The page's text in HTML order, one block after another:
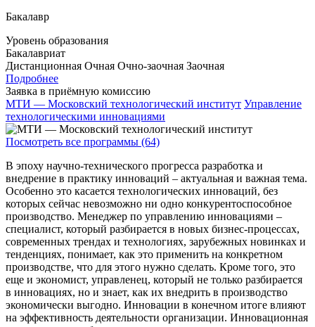
Бакалавр
Уровень образования
Бакалавриат
Дистанционная Очная Очно-заочная Заочная
Подробнее
Заявка в приёмную комиссию
МТИ — Московский технологический институт Управление
технологическими инновациями
Посмотреть все программы (64)
В эпоху научно-технического прогресса разработка и
внедрение в практику инноваций – актуальная и важная тема.
Особенно это касается технологических инноваций, без
которых сейчас невозможно ни одно конкурентоспособное
производство. Менеджер по управлению инновациями –
специалист, который разбирается в новых бизнес-процессах,
современных трендах и технологиях, зарубежных новинках и
тенденциях, понимает, как это применить на конкретном
производстве, что для этого нужно сделать. Кроме того, это
еще и экономист, управленец, который не только разбирается
в инновациях, но и знает, как их внедрить в производство
экономически выгодно. Инновации в конечном итоге влияют
на эффективность деятельности организации. Инновационная